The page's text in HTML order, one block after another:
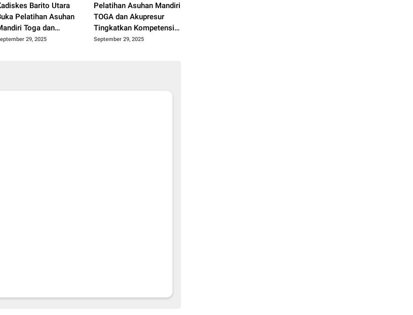
Barito Utara
Pelatihan Asuhan
Toga dan
Bagi
29, 2025
Pelatihan Asuhan Mandiri
TOGA dan Akupresur
Tingkatkan Kompetensi
Fasilitator Puskesmas
September 29, 2025